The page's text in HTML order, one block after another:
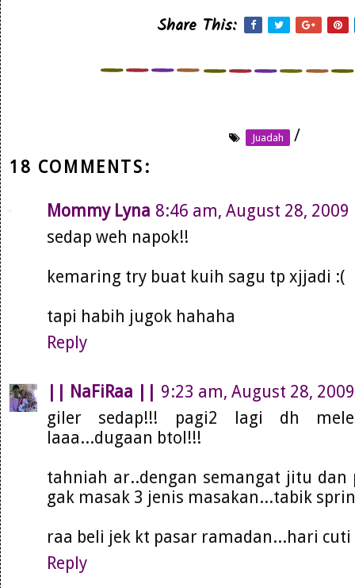
Share This:
Juadah
/
18 COMMENTS:
Mommy Lyna 8:46 am, August 28, 2009
sedap weh napok!!
kemaring try buat kuih sagu tp xjjadi :(
tapi habih jugok hahaha
Reply
|| NaFiRaa || 9:23 am, August 28, 2009
giler sedap!!! pagi2 lagi dh
laaa...dugaan btol!!!
tahniah ar..dengan semangat jitu dan
gak masak 3 jenis masakan...tabik
raa beli jek kt pasar ramadan...hari cuti
Reply